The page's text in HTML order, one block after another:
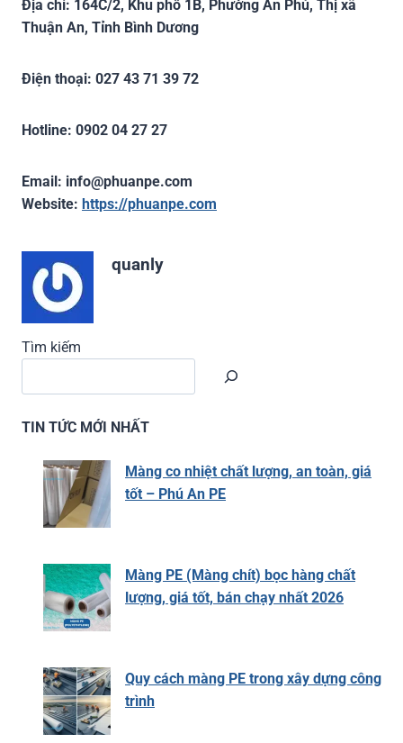
Địa chỉ: 164C/2, Khu phố 1B, Phường An Phú, Thị xã
Thuận An, Tỉnh Bình Dương
Điện thoại: 027 43 71 39 72
Hotline: 0902 04 27 27
Email: info@phuanpe.com
Website: https://phuanpe.com
quanly
Tìm kiếm
TIN TỨC MỚI NHẤT
Màng co nhiệt chất lượng, an toàn, giá
tốt – Phú An PE
Màng PE (Màng chít) bọc hàng chất
lượng, giá tốt, bán chạy nhất 2026
Quy cách màng PE trong xây dựng công
trình